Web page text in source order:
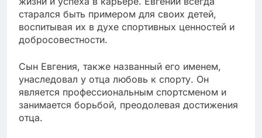
старался быть примером для своих детей,
воспитывая их в духе спортивных ценностей и
добросовестности.
Сын Евгения, также названный его именем,
унаследовал у отца любовь к спорту. Он
является профессиональным спортсменом и
занимается борьбой, преодолевая достижения
отца.